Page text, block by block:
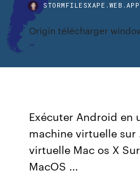
STORMFILESXAPE.WEB.APP
Origin télécharger
Exécuter Android en
machine virtuelle sur
virtuelle Mac os X
MacOS ...